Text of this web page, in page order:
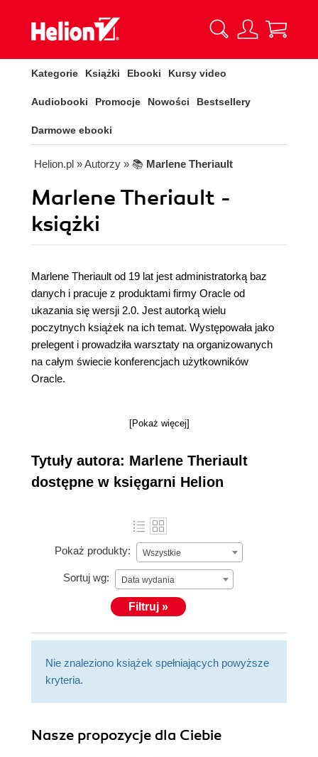
Kategorie Książki Ebooki Kursy video
Audiobooki Promocje Nowości Bestsellery
Darmowe ebooki
Helion.pl » Autorzy » 📚 Marlene Theriault
Marlene Theriault -
książki
Marlene Theriault od 19 lat jest administratorką baz
danych i pracuje z produktami firmy Oracle od
ukazania się wersji 2.0. Jest autorką wielu
poczytnych książek na ich temat. Występowała jako
prelegent i prowadziła warsztaty na organizowanych
na całym świecie konferencjach użytkowników
Oracle.
[Pokaż więcej]
Tytuły autora: Marlene Theriault
dostępne w księgarni Helion
Pokaż produkty: Wszystkie
Sortuj wg: Data wydania
Filtruj »
Nie znaleziono książek spełniających powyższe
kryteria.
Nasze propozycje dla Ciebie